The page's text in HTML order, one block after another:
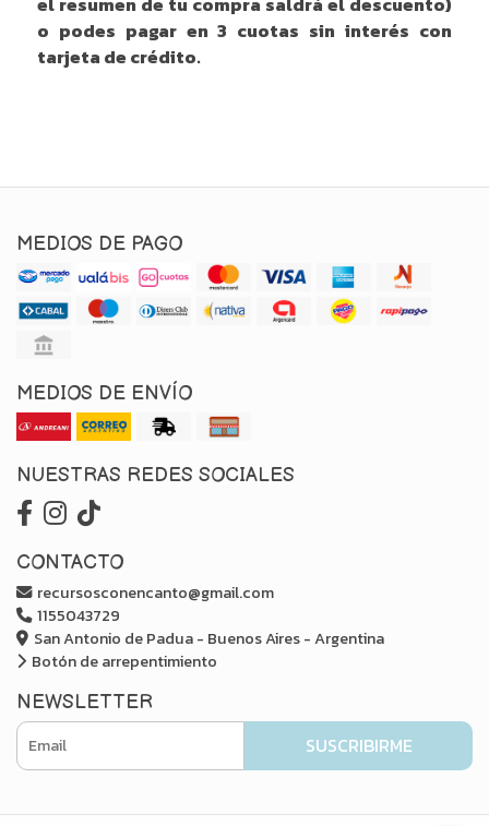
o podes pagar en 3 cuotas sin interés con
tarjeta de crédito.
MEDIOS DE PAGO
MEDIOS DE ENVÍO
NUESTRAS REDES SOCIALES
CONTACTO
recursosconencanto@gmail.com
1155043729
San Antonio de Padua - Buenos Aires - Argentina
Botón de arrepentimiento
NEWSLETTER
SUSCRIBIRME